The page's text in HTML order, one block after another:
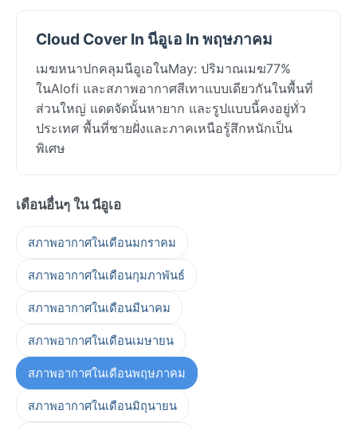
Cloud Cover In นีอูเอ In พฤษภาคม
เมฆหนาปกคลุมนีอูเอในMay: ปริมาณเมฆ77%
ในAlofi และสภาพอากาศสีเทาแบบเดียวกันในพื้นที่
ส่วนใหญ่ แดดจัดนั้นหายาก และรูปแบบนี้คงอยู่ทั่ว
ประเทศ พื้นที่ชายฝั่งและภาคเหนือรู้สึกหนักเป็น
พิเศษ
เดือนอื่นๆ ใน นีอูเอ
สภาพอากาศในเดือนมกราคม
สภาพอากาศในเดือนกุมภาพันธ์
สภาพอากาศในเดือนมีนาคม
สภาพอากาศในเดือนเมษายน
สภาพอากาศในเดือนพฤษภาคม
สภาพอากาศในเดือนมิถุนายน